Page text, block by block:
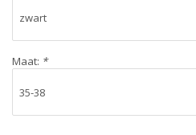
Maat: *